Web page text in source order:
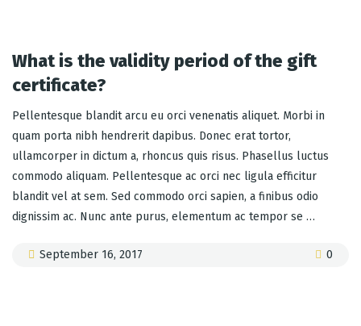
What is the validity period of the gift
certificate?
Pellentesque blandit arcu eu orci venenatis aliquet. Morbi in
quam porta nibh hendrerit dapibus. Donec erat tortor,
ullamcorper in dictum a, rhoncus quis risus. Phasellus luctus
commodo aliquam. Pellentesque ac orci nec ligula efficitur
blandit vel at sem. Sed commodo orci sapien, a finibus odio
dignissim ac. Nunc ante purus, elementum ac tempor se …
September 16, 2017 0